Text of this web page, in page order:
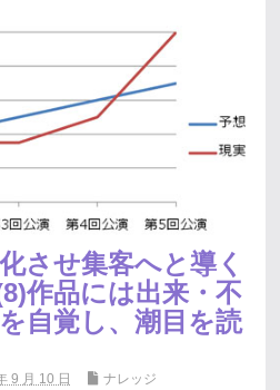
させ集客へと導く
作品には出来・不
自覚し、潮目を読
9 月 10 日 ナレッジ